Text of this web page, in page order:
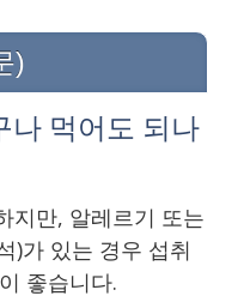
)
나 먹어도 되나
지만, 알레르기 또는
)가 있는 경우 섭취
좋습니다.